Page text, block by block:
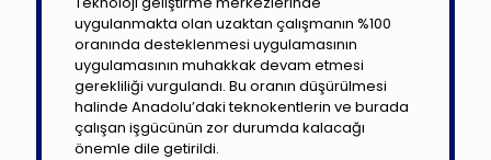
uygulanmakta olan uzaktan çalışmanın %100
oranında desteklenmesi uygulamasının
uygulamasının muhakkak devam etmesi
gerekliliği vurgulandı. Bu oranın düşürülmesi
halinde Anadolu’daki teknokentlerin ve burada
çalışan işgücünün zor durumda kalacağı
önemle dile getirildi.